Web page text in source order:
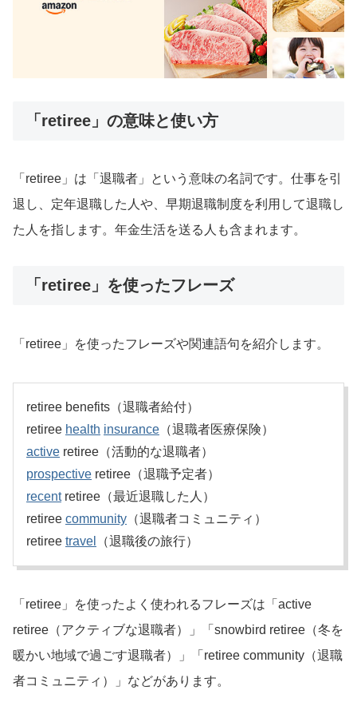
「retiree」の意味と使い方
「retiree」は「退職者」という意味の名詞です。仕事を引
退し、定年退職した人や、早期退職制度を利用して退職し
た人を指します。年金生活を送る人も含まれます。
「retiree」を使ったフレーズ
「retiree」を使ったフレーズや関連語句を紹介します。
retiree benefits（退職者給付）
retiree health insurance （退職者医療保険）
active retiree（活動的な退職者）
prospective retiree（退職予定者）
recentretiree（最近退職した人）
retiree community （退職者コミュニティ）
retiree travel （退職後の旅行）
「retiree」を使ったよく使われるフレーズは「active
retiree（アクティブな退職者）」「snowbird retiree（冬を
暖かい地域で過ごす退職者）」「retiree community（退職
者コミュニティ）」などがあります。